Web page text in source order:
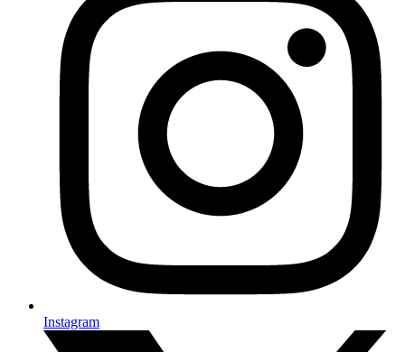
Instagram